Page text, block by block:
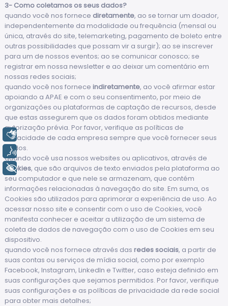
3- Como coletamos os seus dados?
quando você nos fornece diretamente, ao se tornar um doador,
independentemente da modalidade ou frequência (mensal ou
única, através do site, telemarketing, pagamento de boleto entre
outras possibilidades que possam vir a surgir); ao se inscrever
para um de nossos eventos; ao se comunicar conosco; se
registrar em nossa newsletter e ao deixar um comentário em
nossas redes sociais;
quando você nos fornece indiretamente, ao você afirmar estar
apoiando a APAE e com o seu consentimento, por meio de
organizações ou plataformas de captação de recursos, desde
que estas assegurem que os dados foram obtidos mediante
autorização prévia. Por favor, verifique as políticas de
privacidade de cada empresa sempre que você fornecer seus
dados.
quando você usa nossos websites ou aplicativos, através de
cookies, que são arquivos de texto enviados pela plataforma ao
seu computador e que nele se armazenam, que contém
informações relacionadas à navegação do site. Em suma, os
Cookies são utilizados para aprimorar a experiência de uso. Ao
acessar nosso site e consentir com o uso de Cookies, você
manifesta conhecer e aceitar a utilização de um sistema de
coleta de dados de navegação com o uso de Cookies em seu
dispositivo.
quando você nos fornece através das redes sociais, a partir de
suas contas ou serviços de mídia social, como por exemplo
Facebook, Instagram, LinkedIn e Twitter, caso esteja definido em
suas configurações que sejamos permitidos. Por favor, verifique
suas configurações e as políticas de privacidade da rede social
para obter mais detalhes;
Libras
+ Acessibilidade